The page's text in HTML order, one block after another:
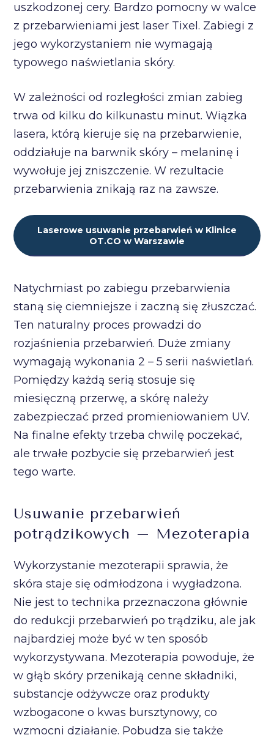
uszkodzonej cery. Bardzo pomocny w walce
z przebarwieniami jest laser Tixel. Zabiegi z
jego wykorzystaniem nie wymagają
typowego naświetlania skóry.
W zależności od rozległości zmian zabieg
trwa od kilku do kilkunastu minut. Wiązka
lasera, którą kieruje się na przebarwienie,
oddziałuje na barwnik skóry – melaninę i
wywołuje jej zniszczenie. W rezultacie
przebarwienia znikają raz na zawsze.
Laserowe usuwanie przebarwień w Klinice
OT.CO w Warszawie
Natychmiast po zabiegu przebarwienia
staną się ciemniejsze i zaczną się złuszczać.
Ten naturalny proces prowadzi do
rozjaśnienia przebarwień. Duże zmiany
wymagają wykonania 2 – 5 serii naświetlań.
Pomiędzy każdą serią stosuje się
miesięczną przerwę, a skórę należy
zabezpieczać przed promieniowaniem UV.
Na finalne efekty trzeba chwilę poczekać,
ale trwałe pozbycie się przebarwień jest
tego warte.
Usuwanie przebarwień
potrądzikowych – Mezoterapia
Wykorzystanie mezoterapii sprawia, że
skóra staje się odmłodzona i wygładzona.
Nie jest to technika przeznaczona głównie
do redukcji przebarwień po trądziku, ale jak
najbardziej może być w ten sposób
wykorzystywana. Mezoterapia powoduje, że
w głąb skóry przenikają cenne składniki,
substancje odżywcze oraz produkty
wzbogacone o kwas bursztynowy, co
wzmocni działanie. Pobudza się także